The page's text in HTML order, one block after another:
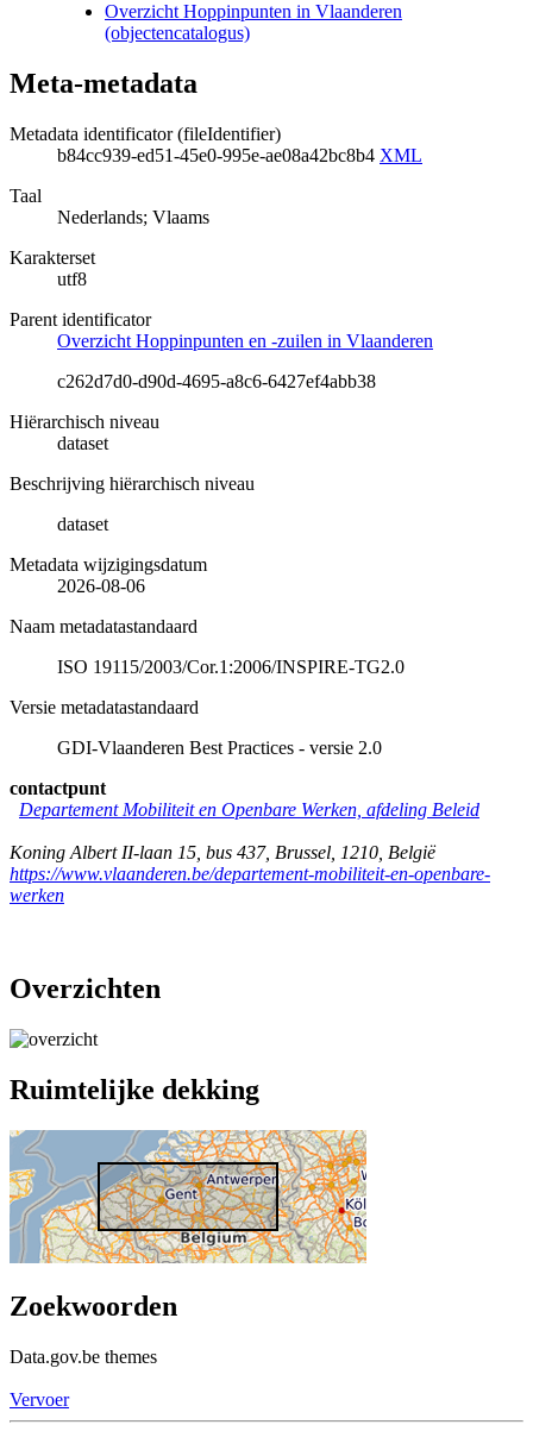
Overzicht Hoppinpunten in Vlaanderen
(objectencatalogus)
Meta-metadata
Metadata identificator (fileIdentifier)
b84cc939-ed51-45e0-995e-ae08a42bc8b4 XML
Taal
Nederlands; Vlaams
Karakterset
utf8
Parent identificator
Overzicht Hoppinpunten en -zuilen in Vlaanderen
c262d7d0-d90d-4695-a8c6-6427ef4abb38
Hiërarchisch niveau
dataset
Beschrijving hiërarchisch niveau
dataset
Metadata wijzigingsdatum
2026-08-06
Naam metadatastandaard
ISO 19115/2003/Cor.1:2006/INSPIRE-TG2.0
Versie metadatastandaard
GDI-Vlaanderen Best Practices - versie 2.0
contactpunt
Departement Mobiliteit en Openbare Werken, afdeling Beleid
Koning Albert II-laan 15, bus 437, Brussel 1210 België
https://www.vlaanderen.be/departement-mobiliteit-en-openbare-
werken
Overzichten
Ruimtelijke dekking
Zoekwoorden
Data.gov.be themes
Vervoer